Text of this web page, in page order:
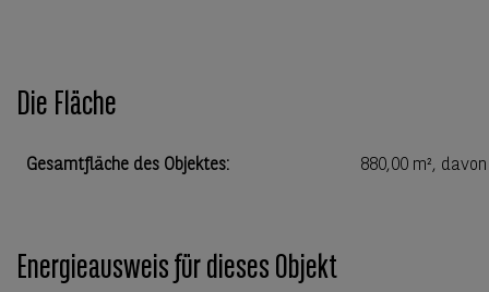
Die Fläche
Gesamtfläche des Objektes: 880,00 m²,
Energieausweis für dieses Objekt